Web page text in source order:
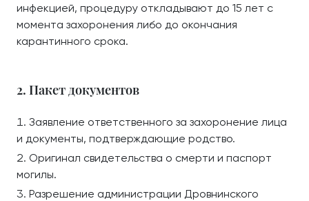
инфекцией, процедуру откладывают до 15 лет с
момента захоронения либо до окончания
карантинного срока.
2. Пакет документов
Заявление ответственного за захоронение лица
и документы, подтверждающие родство.
Оригинал свидетельства о смерти и паспорт
могилы.
Разрешение администрации Дровнинского